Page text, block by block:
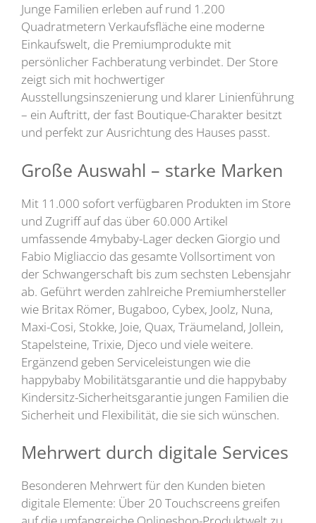
Junge Familien erleben auf rund 1.200
Quadratmetern Verkaufsfläche eine moderne
Einkaufswelt, die Premiumprodukte mit
persönlicher Fachberatung verbindet. Der Store
zeigt sich mit hochwertiger
Ausstellungsinszenierung und klarer Linienführung
– ein Auftritt, der fast Boutique-Charakter besitzt
und perfekt zur Ausrichtung des Hauses passt.
Große Auswahl – starke Marken
Mit 11.000 sofort verfügbaren Produkten im Store
und Zugriff auf das über 60.000 Artikel
umfassende 4mybaby-Lager decken Giorgio und
Fabio Migliaccio das gesamte Vollsortiment von
der Schwangerschaft bis zum sechsten Lebensjahr
ab. Geführt werden zahlreiche Premiumhersteller
wie Britax Römer, Bugaboo, Cybex, Joolz, Nuna,
Maxi-Cosi, Stokke, Joie, Quax, Träumeland, Jollein,
Stapelsteine, Trixie, Djeco und viele weitere.
Ergänzend geben Serviceleistungen wie die
happybaby Mobilitätsgarantie und die happybaby
Kindersitz-Sicherheitsgarantie jungen Familien die
Sicherheit und Flexibilität, die sie sich wünschen.
Mehrwert durch digitale Services
Besonderen Mehrwert für den Kunden bieten
digitale Elemente: Über 20 Touchscreens greifen